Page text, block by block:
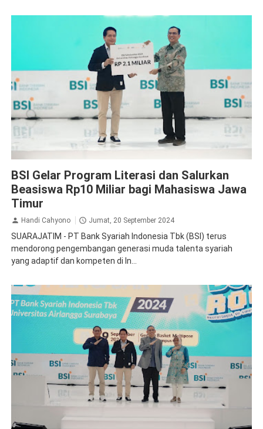
BSI Gelar Program Literasi dan Salurkan
Beasiswa Rp10 Miliar bagi Mahasiswa Jawa
Timur
Handi Cahyono Jumat, 20 September 2024
SUARAJATIM - PT Bank Syariah Indonesia Tbk (BSI) terus
mendorong pengembangan generasi muda talenta syariah
yang adaptif dan kompeten di In...